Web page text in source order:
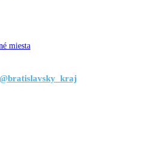
miesta
@bratislavsky_kraj